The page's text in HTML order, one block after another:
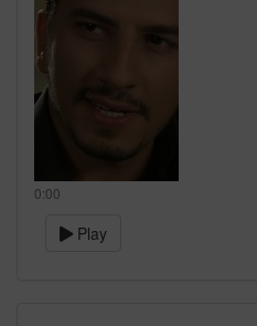
0:00
Play